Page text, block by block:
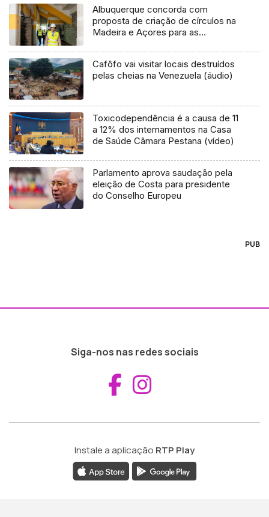
Albuquerque concorda com
proposta de criação de círculos na
Madeira e Açores para as
Cafôfo vai visitar locais destruídos
pelas cheias na Venezuela (áudio)
Toxicodependência é a causa de 11
a 12% dos internamentos na Casa
de Saúde Câmara Pestana (vídeo)
Parlamento aprova saudação pela
eleição de Costa para presidente
do Conselho Europeu
PUB
Siga-nos nas redes sociais
Aceder ao
Instale a aplicação RTP Play